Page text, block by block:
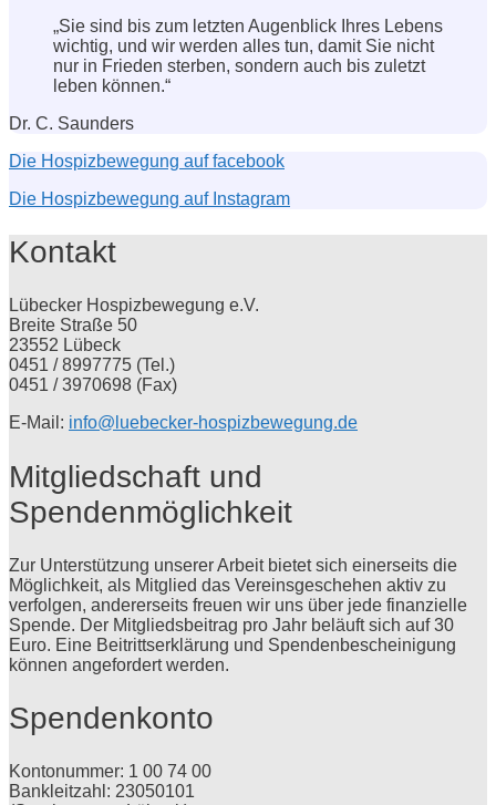
„Sie sind bis zum letzten Augenblick Ihres Lebens
wichtig, und wir werden alles tun, damit Sie nicht
nur in Frieden sterben, sondern auch bis zuletzt
leben können.“
Dr. C. Saunders
Die Hospizbewegung auf facebook
Die Hospizbewegung auf Instagram
Kontakt
Lübecker Hospizbewegung e.V.
Breite Straße 50
23552 Lübeck
0451 / 8997775 (Tel.)
0451 / 3970698 (Fax)
E-Mail: info@luebecker-hospizbewegung.de
Mitgliedschaft und
Spendenmöglichkeit
Zur Unterstützung unserer Arbeit bietet sich einerseits die
Möglichkeit, als Mitglied das Vereinsgeschehen aktiv zu
verfolgen, andererseits freuen wir uns über jede finanzielle
Spende. Der Mitgliedsbeitrag pro Jahr beläuft sich auf 30
Euro. Eine Beitrittserklärung und Spendenbescheinigung
können angefordert werden.
Spendenkonto
Kontonummer: 1 00 74 00
Bankleitzahl: 23050101